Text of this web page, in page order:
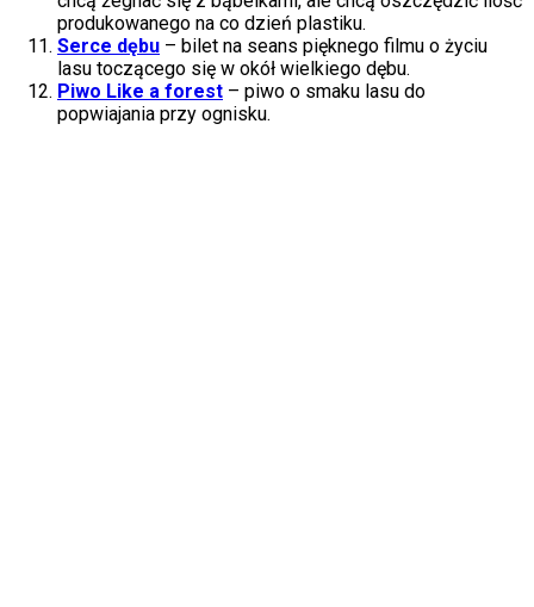
produkowanego na co dzień plastiku.
Serce dębu – bilet na seans pięknego filmu o życiu
lasu toczącego się w okół wielkiego dębu.
Piwo Like a forest – piwo o smaku lasu do
popwiajania przy ognisku.